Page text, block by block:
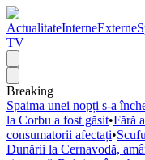
ActualitateInterneExterne
TV
Breaking
Spaima unei nopți s-a
la Corbu a fost găsit•Fără
consumatorii afectați•
Dunării la Cernavodă,